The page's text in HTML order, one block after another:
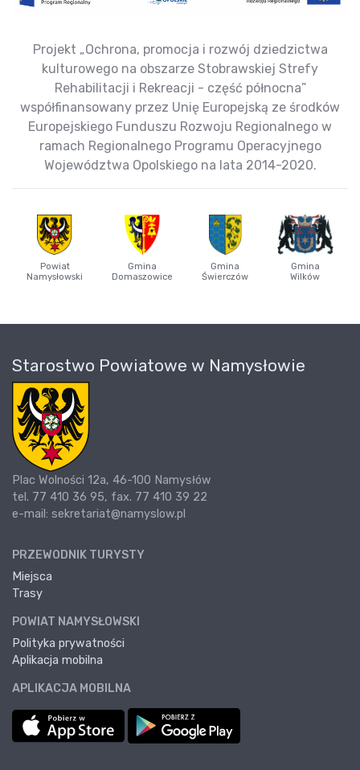
Projekt „Ochrona, promocja i rozwój dziedzictwa
kulturowego na obszarze Stobrawskiej Strefy
Rehabilitacji i Rekreacji - część północna”
współfinansowany przez Unię Europejską ze środków
Europejskiego Funduszu Rozwoju Regionalnego w
ramach Regionalnego Programu Operacyjnego
Województwa Opolskiego na lata 2014-2020.
Powiat
Namysłowski
Gmina
Domaszowice
Gmina
Świerczów
Gmina
Wilków
Starostwo Powiatowe w Namysłowie
Plac Wolności 12a, 46-100 Namysłów
tel. 77 410 36 95, fax. 77 410 39 22
e-mail: sekretariat@namyslow.pl
PRZEWODNIK TURYSTY
Miejsca
Trasy
POWIAT NAMYSŁOWSKI
Polityka prywatności
Aplikacja mobilna
APLIKACJA MOBILNA